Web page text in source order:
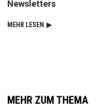
Newsletters
MEHR LESEN ▶
MEHR ZUM THEMA